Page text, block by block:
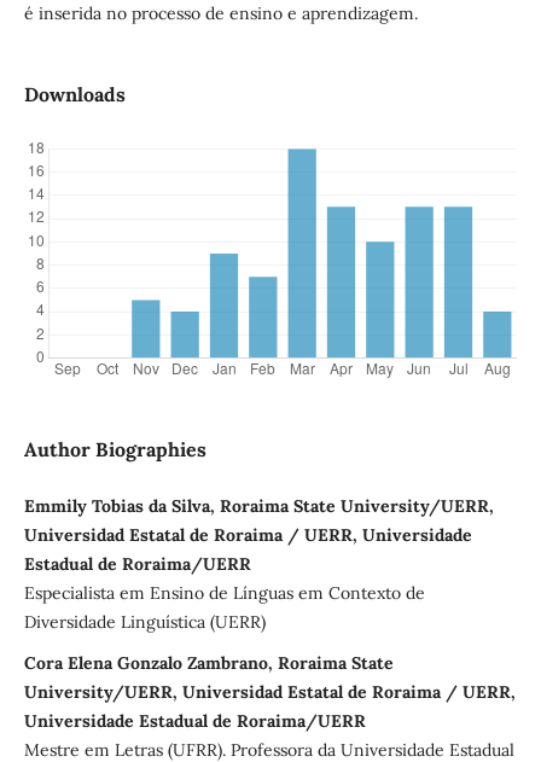
é inserida no processo de ensino e aprendizagem.
Downloads
Author Biographies
Emmily Tobias da Silva, Roraima State University/UERR,
Universidad Estatal de Roraima / UERR, Universidade
Estadual de Roraima/UERR
Especialista em Ensino de Línguas em Contexto de
Diversidade Linguística (UERR)
Cora Elena Gonzalo Zambrano, Roraima State
University/UERR, Universidad Estatal de Roraima / UERR,
Universidade Estadual de Roraima/UERR
Mestre em Letras (UFRR). Professora da Universidade Estadual